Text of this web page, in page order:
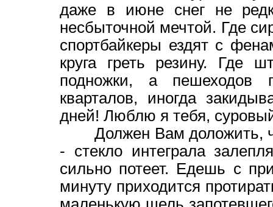
даже в июне снег не
несбыточной мечтой. Где
спортбайкеры ездят с
круга греть резину. Где
подножки, а пешеходов
кварталов, иногда
дней! Люблю я тебя,
Должен Вам доложить,
- стекло интеграла
сильно потеет. Едешь с
минуту приходится